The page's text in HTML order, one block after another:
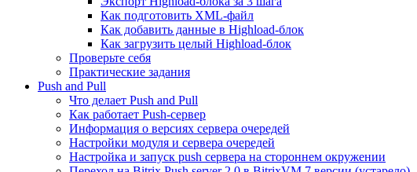
Как подготовить XML-файл
Как добавить данные в Highload-блок
Как загрузить целый Highload-блок
Проверьте себя
Практические задания
Push and Pull
Что делает Push and Pull
Как работает Push-сервер
Информация о версиях сервера очередей
Настройки модуля и сервера очередей
Настройка и запуск push сервера на стороннем окружении